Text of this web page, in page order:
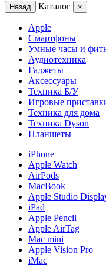
Назад Каталог ×
Apple
Смартфоны
Умные часы и
Аудиотехника
Гаджеты
Аксессуары
Техника Б/У
Игровые
Техника для дома
Техника Dyson
Планшеты
iPhone
Apple Watch
AirPods
MacBook
Apple Studio
iPad
Apple Pencil
Apple AirTag
Mac mini
Apple Vision Pro
iMac